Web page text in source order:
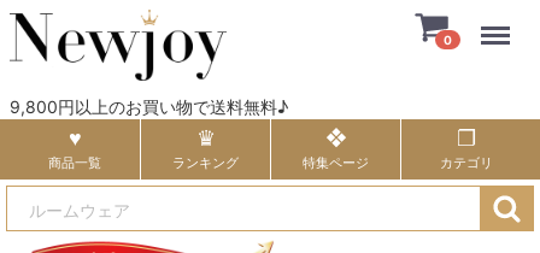
9,800円以上のお買い物で送料無料♪
0
商品一覧 ランキング 特集ページ カテゴリ